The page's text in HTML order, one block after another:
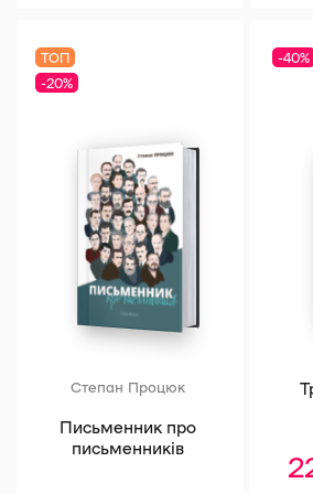
Глина. Українознавчі воркбуки
Розгорнути всі
Письменник про
письменників
ТОП
-20%
Степан Процюк
-40%